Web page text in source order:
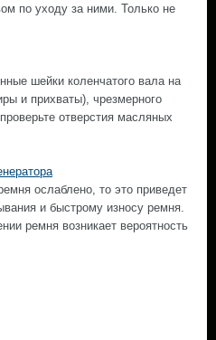
по уходу за ними. Только не
шейки коленчатого вала на
и прихваты), чрезмерного
отверстия масляных
ослаблено, то это приведет
и быстрому износу ремня.
ремня возникает вероятность